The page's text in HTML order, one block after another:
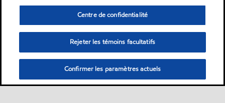
Centre de confidentialité
Rejeter les témoins facultatifs
Confirmer les paramètres actuels